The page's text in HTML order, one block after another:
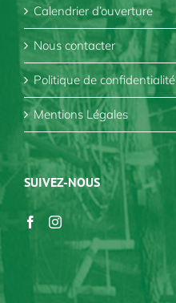
Calendrier d’ouverture
Nous contacter
Politique de confidentialité
Mentions Légales
SUIVEZ-NOUS